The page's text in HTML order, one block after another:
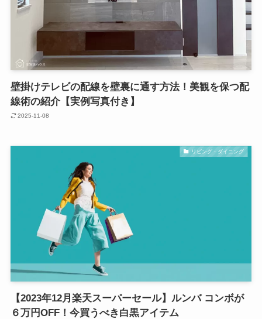
壁掛けテレビの配線を壁裏に通す方法！美観を保つ配
線術の紹介【実例写真付き】
2025-11-08
リビング・ダイニング
【2023年12月楽天スーパーセール】ルンバ コンボが
６万円OFF！今買うべき白黒アイテム